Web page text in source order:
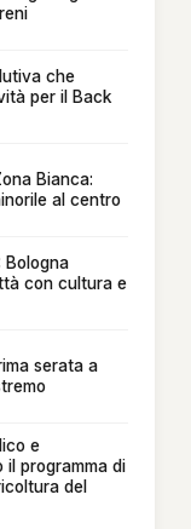
che
per il Back
Bianca:
al centro
Bologna
con cultura e
serata a
e
il programma di
del